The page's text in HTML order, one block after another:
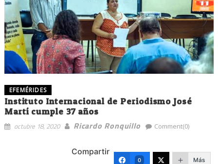
EFEMÉRIDES
Instituto Internacional de Periodismo José
Martí cumple 37 años
octubre 18, 2020 Ricardo Ronquillo Comment(0)
Compartir
0 Más